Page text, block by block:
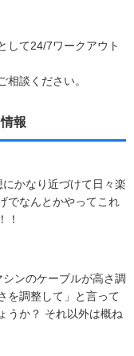
して24/7ワークアウト
相談ください。
報
かなり近づけて日々楽
でなんとかやってこれ
！
ンのケーブルが高さ調
を調整して」と言って
うか？ それ以外は概ね